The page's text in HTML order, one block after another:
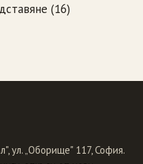
(16)
ул. „Оборище" 117, София.